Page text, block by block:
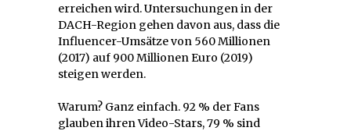
erreichen wird. Untersuchungen in der
DACH-Region gehen davon aus, dass die
Influencer-Umsätze von 560 Millionen
(2017) auf 900 Millionen Euro (2019)
steigen werden.
Warum? Ganz einfach. 92 % der Fans
glauben ihren Video-Stars, 79 % sind